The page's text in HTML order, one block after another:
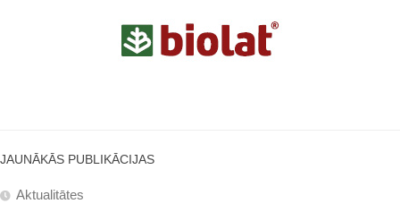
JAUNĀKĀS PUBLIKĀCIJAS
Aktualitātes